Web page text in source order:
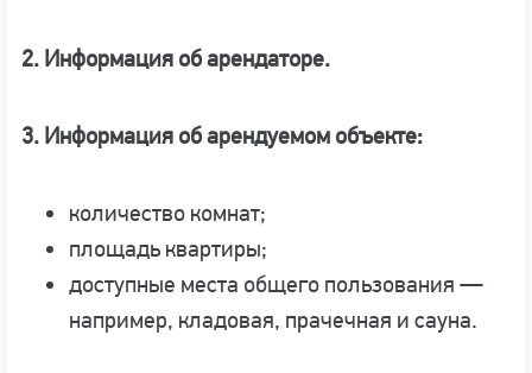
2. Информация об арендаторе.
3. Информация об арендуемом объекте:
количество комнат;
площадь квартиры;
доступные места общего пользования —
например, кладовая, прачечная и сауна.